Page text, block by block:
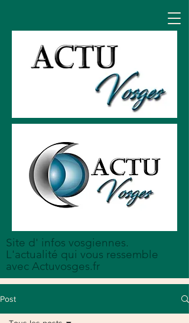
Site d' infos vosgiennes.
L'actualité qui vous ressemble
avec Actuvosges.fr
Post